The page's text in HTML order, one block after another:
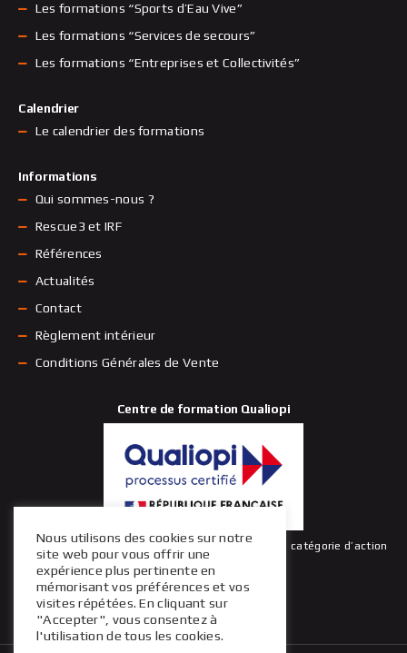
Les formations “Sports d’Eau Vive”
Les formations “Services de secours”
Les formations “Entreprises et Collectivités”
Calendrier
Le calendrier des formations
Informations
Qui sommes-nous ?
Rescue3 et IRF
Références
Actualités
Contact
Règlement intérieur
Conditions Générales de Vente
Centre de formation Qualiopi
La certification qualité a été délivrée au titre de la catégorie d’action
suivante : actions de formation
Nous utilisons des cookies sur notre
site web pour vous offrir une
expérience plus pertinente en
mémorisant vos préférences et vos
visites répétées. En cliquant sur
"Accepter", vous consentez à
l'utilisation de tous les cookies.